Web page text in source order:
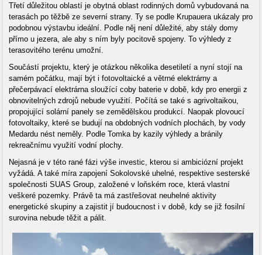
Třetí důležitou oblastí je obytná oblast rodinných domů vybudovaná na
terasách po těžbě ze severní strany. Ty se podle Krupauera ukázaly pro
podobnou výstavbu ideální. Podle něj není důležité, aby stály domy
přímo u jezera, ale aby s ním byly pocitově spojeny. To výhledy z
terasovitého terénu umožní.
Součástí projektu, který je otázkou několika desetiletí a nyní stojí na
samém počátku, mají být i fotovoltaické a větrné elektrárny a
přečerpávací elektrárna sloužící coby baterie v době, kdy pro energii z
obnovitelných zdrojů nebude využití. Počítá se také s agrivoltaikou,
propojující solární panely se zemědělskou produkcí. Naopak plovoucí
fotovoltaiky, které se budují na obdobných vodních plochách, by vody
Medardu nést neměly. Podle Tomka by kazily výhledy a bránily
rekreačnímu využití vodní plochy.
Nejasná je v této rané fázi výše investic, kterou si ambiciózní projekt
vyžádá. A také míra zapojení Sokolovské uhelné, respektive sesterské
společnosti SUAS Group, založené v loňském roce, která vlastní
veškeré pozemky. Právě ta má zastřešovat neuhelné aktivity
energetické skupiny a zajistit jí budoucnost i v době, kdy se již fosilní
surovina nebude těžit a pálit.